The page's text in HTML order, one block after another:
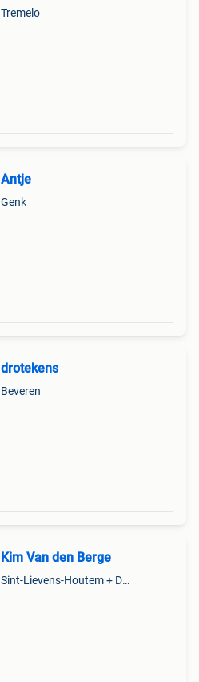
Tremelo
Antje
Genk
drotekens
Beveren
Kim Van den Berge
Sint-Lievens-Houtem + Deel Oombergen